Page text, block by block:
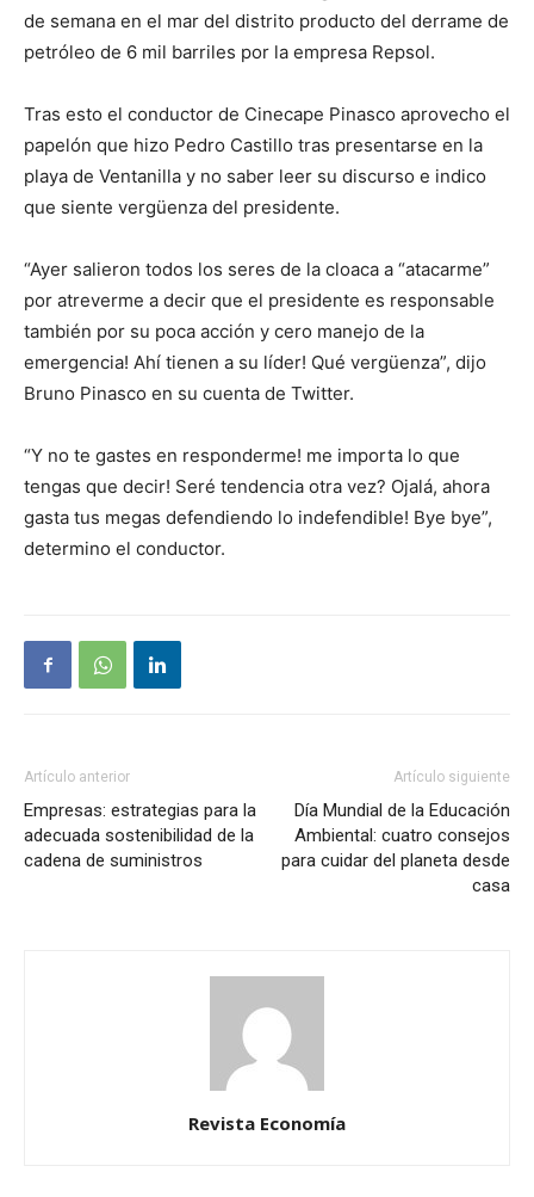
de semana en el mar del distrito producto del derrame de
petróleo de 6 mil barriles por la empresa Repsol.
Tras esto el conductor de Cinecape Pinasco aprovecho el
papelón que hizo Pedro Castillo tras presentarse en la
playa de Ventanilla y no saber leer su discurso e indico
que siente vergüenza del presidente.
“Ayer salieron todos los seres de la cloaca a “atacarme”
por atreverme a decir que el presidente es responsable
también por su poca acción y cero manejo de la
emergencia! Ahí tienen a su líder! Qué vergüenza”, dijo
Bruno Pinasco en su cuenta de Twitter.
“Y no te gastes en responderme! me importa lo que
tengas que decir! Seré tendencia otra vez? Ojalá, ahora
gasta tus megas defendiendo lo indefendible! Bye bye”,
determino el conductor.
Artículo anterior
Empresas: estrategias para la
adecuada sostenibilidad de la
cadena de suministros
Artículo siguiente
Día Mundial de la Educación
Ambiental: cuatro consejos
para cuidar del planeta desde
casa
Revista Economía